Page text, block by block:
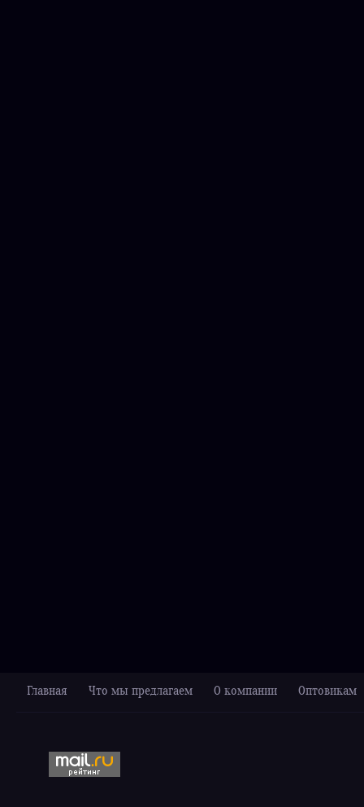
Главная Что мы предлагаем О компании Оптовикам